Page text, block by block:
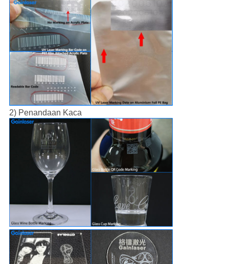
2) Penandaan Kaca